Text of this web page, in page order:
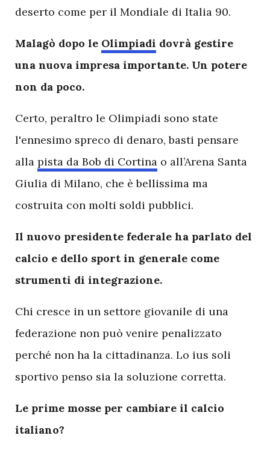
deserto come per il Mondiale di Italia 90.
Malagò dopo le Olimpiadi dovrà gestire
una nuova impresa importante. Un potere
non da poco.
Certo, peraltro le Olimpiadi sono state
l'ennesimo spreco di denaro, basti pensare
alla pista da Bob di Cortina o all’Arena Santa
Giulia di Milano, che è bellissima ma
costruita con molti soldi pubblici.
Il nuovo presidente federale ha parlato del
calcio e dello sport in generale come
strumenti di integrazione.
Chi cresce in un settore giovanile di una
federazione non può venire penalizzato
perché non ha la cittadinanza. Lo ius soli
sportivo penso sia la soluzione corretta.
Le prime mosse per cambiare il calcio
italiano?